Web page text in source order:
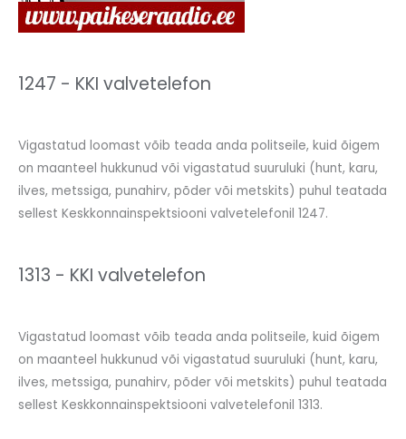
1247 - KKI valvetelefon
Vigastatud loomast võib teada anda politseile, kuid õigem
on maanteel hukkunud või vigastatud suuruluki (hunt, karu,
ilves, metssiga, punahirv, põder või metskits) puhul teatada
sellest Keskkonnainspektsiooni valvetelefonil 1247.
1313 - KKI valvetelefon
Vigastatud loomast võib teada anda politseile, kuid õigem
on maanteel hukkunud või vigastatud suuruluki (hunt, karu,
ilves, metssiga, punahirv, põder või metskits) puhul teatada
sellest Keskkonnainspektsiooni valvetelefonil 1313.